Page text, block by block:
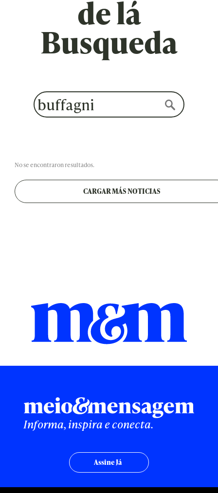
de lá
Busqueda
No se encontraron resultados.
CARGAR MÁS NOTICIAS
Informa, inspira e conecta.
Assine Já